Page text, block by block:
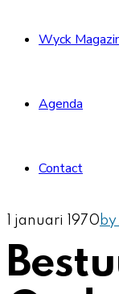
Wyck
Agenda
Contact
1 januari 1970